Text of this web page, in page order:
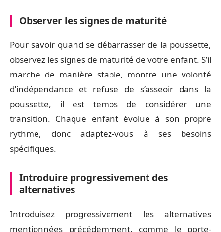
Observer les signes de maturité
Pour savoir quand se débarrasser de la poussette,
observez les signes de maturité de votre enfant. S’il
marche de manière stable, montre une volonté
d’indépendance et refuse de s’asseoir dans la
poussette, il est temps de considérer une
transition. Chaque enfant évolue à son propre
rythme, donc adaptez-vous à ses besoins
spécifiques.
Introduire progressivement des
alternatives
Introduisez progressivement les alternatives
mentionnées précédemment, comme le porte-